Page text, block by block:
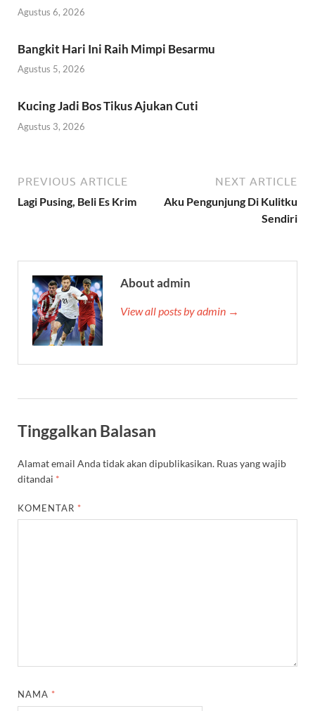
Agustus 6, 2026
Bangkit Hari Ini Raih Mimpi Besarmu
Agustus 5, 2026
Kucing Jadi Bos Tikus Ajukan Cuti
Agustus 3, 2026
PREVIOUS ARTICLE
Lagi Pusing, Beli Es Krim
NEXT ARTICLE
Aku Pengunjung Di Kulitku
Sendiri
About admin
View all posts by admin →
Tinggalkan Balasan
Alamat email Anda tidak akan dipublikasikan. Ruas yang wajib
ditandai *
KOMENTAR *
NAMA *